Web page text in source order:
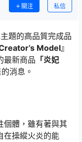
關注 私信
題的高品質完成品
Model』
最新商品 「炎妃
消息。
個體，雖有著與其
在操縱火炎的能